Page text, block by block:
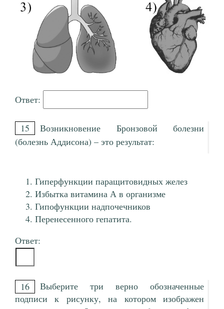
Ответ:
15
Возникновение Бронзовой болезни
(болезнь Аддисона) – это результат:
Гиперфункции паращитовидных желез
Избытка витамина А в организме
Гипофункции надпочечников
Перенесенного гепатита.
Ответ:
16
Выберите три верно обозначенные
подписи к рисунку, на котором изображен